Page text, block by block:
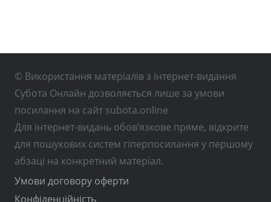
© Використання матеріалів з інтернет-видання
Субота Онлайн дозволяється лише за умови
посилання на сайт subota.online
Для інтернет-видань обов’язкове пряме, відкрите
для пошукових систем гіперпосилання у першому
абзаці на конкретний матеріал.
Умови договору оферти
Конфіденційність